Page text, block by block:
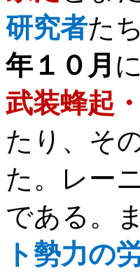
研究者た
年１０月
武装蜂起
たり、そ
た。レー
である。
ト勢力の